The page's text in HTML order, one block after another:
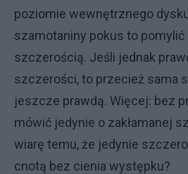
poziomie wewnętrznego
szamotaniny pokus to pomylić
szczerością. Jeśli jednak
szczerości, to przecież sama
jeszcze prawdą. Więcej: bez
mówić jedynie o zakłamanej
wiarę temu, że jedynie
cnotą bez cienia występku?